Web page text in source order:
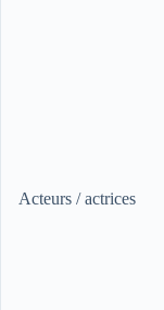
Acteurs / actrices